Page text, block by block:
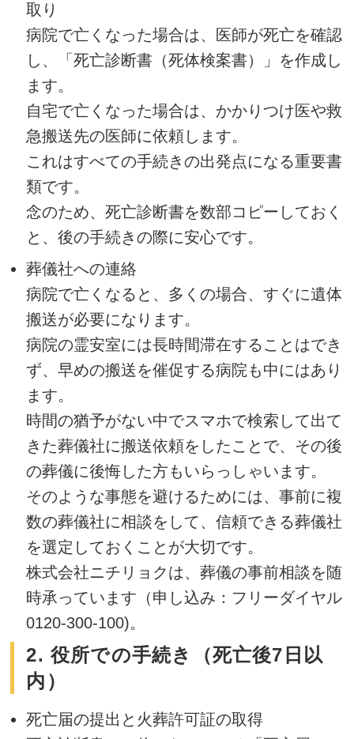
取り
病院で亡くなった場合は、医師が死亡を確認
し、「死亡診断書（死体検案書）」を作成し
ます。
自宅で亡くなった場合は、かかりつけ医や救
急搬送先の医師に依頼します。
これはすべての手続きの出発点になる重要書
類です。
念のため、死亡診断書を数部コピーしておく
と、後の手続きの際に安心です。
葬儀社への連絡
病院で亡くなると、多くの場合、すぐに遺体
搬送が必要になります。
病院の霊安室には長時間滞在することはでき
ず、早めの搬送を催促する病院も中にはあり
ます。
時間の猶予がない中でスマホで検索して出て
きた葬儀社に搬送依頼をしたことで、その後
の葬儀に後悔した方もいらっしゃいます。
そのような事態を避けるためには、事前に複
数の葬儀社に相談をして、信頼できる葬儀社
を選定しておくことが大切です。
株式会社ニチリョクは、葬儀の事前相談を随
時承っています（申し込み：フリーダイヤル
0120-300-100)。
2. 役所での手続き（死亡後7日以
内）
死亡届の提出と火葬許可証の取得